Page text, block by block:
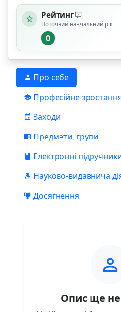
Рейтинг
Поточний навчальний рік
0
Про себе
Професійне зростання
Заходи
Предмети, групи
Електронні підручники
Науково-видавнича
Досягнення
Опис ще